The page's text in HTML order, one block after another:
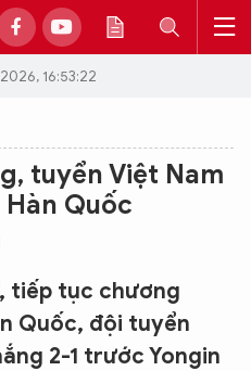
16:53:22
tuyển Việt Nam
Quốc
tiếp tục chương
Quốc, đội tuyển
2-1 trước Yongin